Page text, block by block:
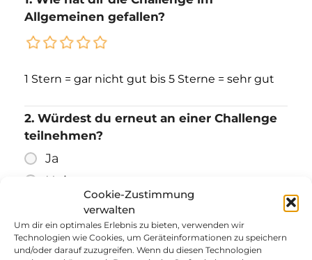
Cookie-Zustimmung
verwalten
Um dir ein optimales Erlebnis zu bieten, verwenden wir
Technologien wie Cookies, um Geräteinformationen zu speichern
und/oder darauf zuzugreifen. Wenn du diesen Technologien
Allgemeinen gefallen?
1 Stern = gar nicht gut bis 5 Sterne = sehr gut
2. Würdest du erneut an einer Challenge
teilnehmen?
Ja
Nein
3. Hat die Challenge dazu beigetragen,
dass du dich mehr bewegst?